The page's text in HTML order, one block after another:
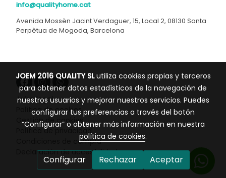
info@qualityhome.cat
Avenida Mossèn Jacint Verdaguer, 15, Local 2, 08130 Santa
Perpètua de Mogoda, Barcelona
Aviso legal
Política de cookies
Gestión de cookies
Política de privacidad
Condiciones de compra
Declaración de accesibilidad
JOEM 2016 QUALITY SLutiliza cookies propias y terceros
para obtener datos estadísticos de la navegación de
nuestros usuarios y mejorar nuestros servicios. Puedes
configurar tus preferencias a través del botón
“Configurar” o obtener más información en nuestra
política de cookies.
Configurar Rechazar Aceptar